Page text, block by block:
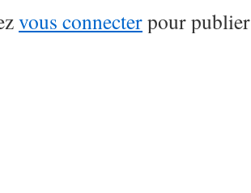
vous connecterpour